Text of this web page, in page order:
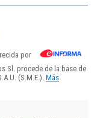
por
Sl. procede de la base de
(S.M.E.). Más